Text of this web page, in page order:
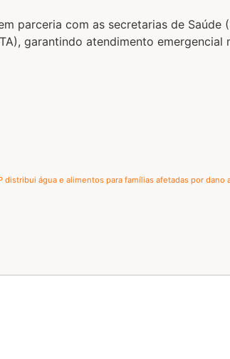
parceria com as secretarias de Saúde
garantindo atendimento emergencial
distribui água e alimentos para famílias afetadas por dano